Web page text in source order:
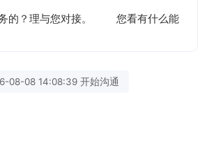
的？理与您对接。
您看有什么能
08-08 14:08:39 开始沟通